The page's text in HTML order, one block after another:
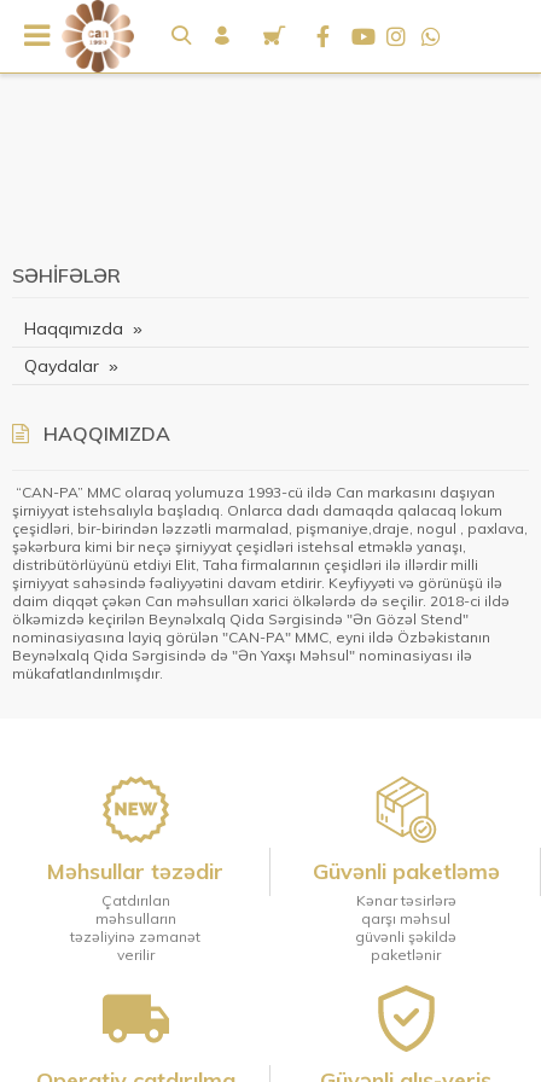
SƏHIFƏLƏR
Haqqımızda
Qaydalar
HAQQIMIZDA
“CAN-PA” MMC olaraq yolumuza 1993-cü ildə Can markasını daşıyan
şirniyyat istehsalıyla başladıq. Onlarca dadı damaqda qalacaq lokum
çeşidləri, bir-birindən ləzzətli marmalad, pişmaniye,draje, nogul , paxlava,
şəkərbura kimi bir neçə şirniyyat çeşidləri istehsal etməklə yanaşı,
distribütörlüyünü etdiyi Elit, Taha firmalarının çeşidləri ilə illərdir milli
şirniyyat sahəsində fəaliyyətini davam etdirir. Keyfiyyəti və görünüşü ilə
daim diqqət çəkən Can məhsulları xarici ölkələrdə də seçilir. 2018-ci ildə
ölkəmizdə keçirilən Beynəlxalq Qida Sərgisində "Ən Gözəl Stend"
nominasiyasına layiq görülən "CAN-PA" MMC, eyni ildə Özbəkistanın
Beynəlxalq Qida Sərgisində də "Ən Yaxşı Məhsul" nominasiyası ilə
mükafatlandırılmışdır.
Məhsullar təzədir
Çatdırılan
məhsulların
təzəliyinə zəmanət
verilir
Güvənli paketləmə
Kənar təsirlərə
qarşı məhsul
güvənli şəkildə
paketlənir